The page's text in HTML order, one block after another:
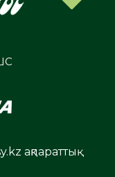
ақпараттық